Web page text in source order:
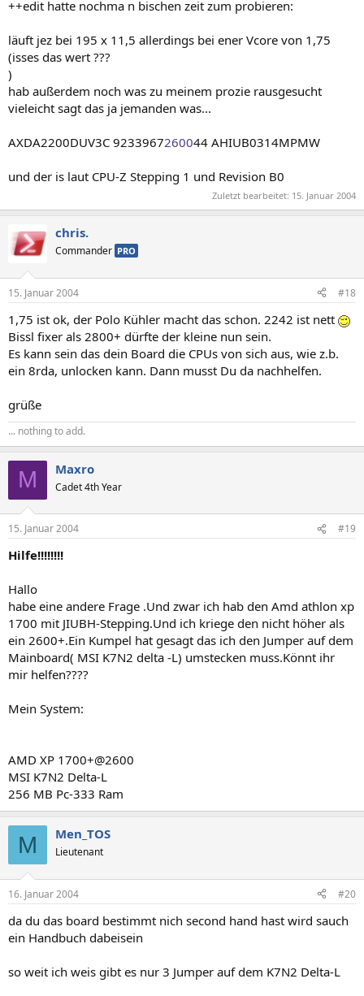
++edit hatte nochma n bischen zeit zum probieren:
läuft jez bei 195 x 11,5 allerdings bei ener Vcore von 1,75
(isses das wert ???
)
hab außerdem noch was zu meinem prozie rausgesucht
vieleicht sagt das ja jemanden was...
AXDA2200DUV3C 9233967260044 AHIUB0314MPMW
und der is laut CPU-Z Stepping 1 und Revision B0
Zuletzt bearbeitet: 15. Januar 2004
chris.
Commander PRO
15. Januar 2004 #18
1,75 ist ok, der Polo Kühler macht das schon. 2242 ist nett
Bissl fixer als 2800+ dürfte der kleine nun sein.
Es kann sein das dein Board die CPUs von sich aus, wie z.b.
ein 8rda, unlocken kann. Dann musst Du da nachhelfen.
grüße
... nothing to add.
M Maxro
Cadet 4th Year
15. Januar 2004 #19
Hilfe!!!!!!!!
Hallo
habe eine andere Frage .Und zwar ich hab den Amd athlon xp
1700 mit JIUBH-Stepping.Und ich kriege den nicht höher als
ein 2600+.Ein Kumpel hat gesagt das ich den Jumper auf dem
Mainboard( MSI K7N2 delta -L) umstecken muss.Könnt ihr
mir helfen????
Mein System:
AMD XP 1700+@2600
MSI K7N2 Delta-L
256 MB Pc-333 Ram
M Men_TOS
Lieutenant
16. Januar 2004 #20
da du das board bestimmt nich second hand hast wird sauch
ein Handbuch dabeisein
so weit ich weis gibt es nur 3 Jumper auf dem K7N2 Delta-L